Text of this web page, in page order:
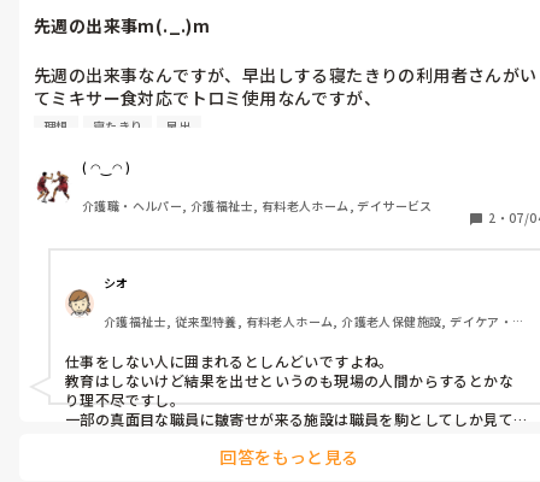
ば、契約終了の所に情報を流すのは、個人情報保護の観点からは、
好ましく無いですよね。契約は生きてても、終了してるんだもん。
会社？仕事？社会？として割りきるなら、正解だと思いますよ。
先週の出来事m(._.)m
先週の出来事なんですが、早出しする寝たきりの利用者さんがい
てミキサー食対応でトロミ使用なんですが、
遅番専属の方が夕食介助後休憩に入る。日勤者のスタッフが寝た
利用者がチアノーゼになっている。
ベッドは何故かフラットのままᕦ(ò_óˇ)ᕤ
慌てて訪看に連絡入れ事なきを得るᕦ(ò_óˇ)ᕤ
発見した日勤者はヒヤリハットも書かない、食事介助した本人は
ケロッとして、夜勤入りの私に申し送るᕦ(ò_óˇ)ᕤ
管理者は一切関係ないみたいですけどm(._.)m
当の本人は一切反省ないᕦ(ò_óˇ)ᕤ
ショート利用の認知症の利用者の対応を誤り不穏にさせる。娘さ
んが迎えに来て帰すと言う事を先月したのも
不問らしく、何でもありなんだと再認識するところだった
ᕦ(ò_óˇ)ᕤ
貴方は一切教育も何にもせず、ただ部下にやれやれと言う事しか
理想 寝たきり 早出
( ◠‿◠ )
介護職・ヘルパー, 介護福祉士, 有料老人ホーム, デイサービス
2 ・ 07/
シオ
介護福祉士, 従来型特養, 有料老人ホーム, 介護老人保健施設, デイケア・通
護
仕事をしない人に囲まれるとしんどいですよね。
教育はしないけど結果を出せというのも現場の人間からするとかな
り理不尽ですし。
一部の真面目な職員に皺寄せが来る施設は職員を駒としてしか見て
回答をもっと見る